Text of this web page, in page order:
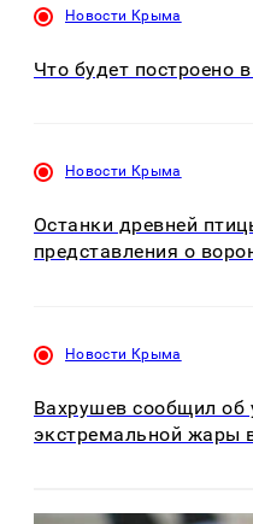
Новости Крыма
Что будет построено
Новости Крыма
Останки древней
представления о
Новости Крыма
Вахрушев сообщил об
экстремальной жары